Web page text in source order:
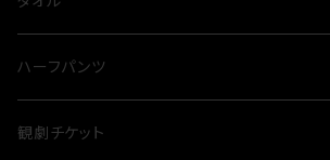
カットソー
カーディガン
麺類
裏毛
オールシーズン
ハーフパンツ
観劇チケット